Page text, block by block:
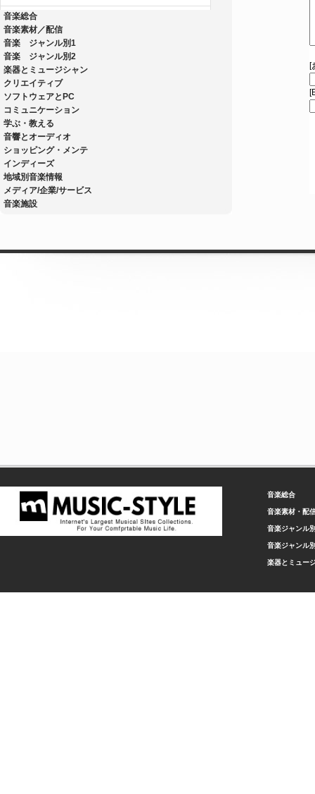
音楽総合
音楽素材／配信
音楽 ジャンル別1
音楽 ジャンル別2
楽器とミュージシャン
クリエイティブ
ソフトウェアとPC
コミュニケーション
学ぶ・教える
音響とオーディオ
ショッピング・メンテ
インディーズ
地域別音楽情報
メディア/企業/サービス
音楽施設
[
音楽総合
音楽素材・配
音楽ジャンル
音楽ジャンル
楽器とミュー